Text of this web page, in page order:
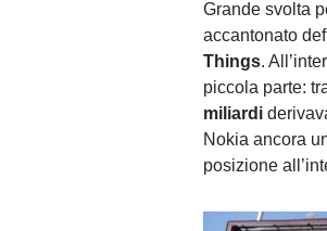
Grande svolta
accantonato
Things.
piccola parte:
miliardi
Nokia ancora
posizione